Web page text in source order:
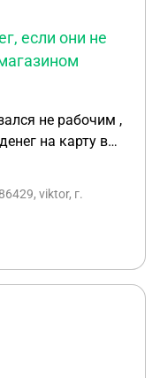
если они не
не рабочим ,
на карту в
отменена ,
висит как
значит
и получилась
искать ошибку
viktor, г.